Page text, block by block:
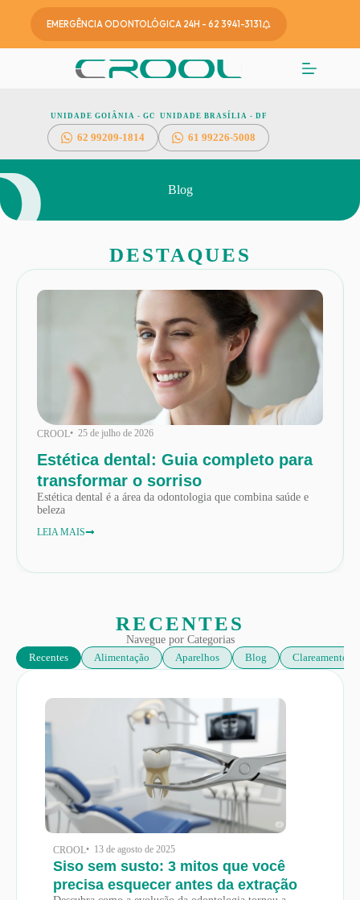
EMERGÊNCIA ODONTOLÓGICA 24H - 62 3941-3131
UNIDADE GOIÂNIA - GO
6299209-1814
UNIDADE BRASÍLIA - DF
61 99226-5008
Blog
DESTAQUES
CROOL• 25 de julho de 2026
Estética dental: Guia completo para
transformar o sorriso
Estética dental é a área da odontologia que combina saúde e
beleza
LEIA MAIS
RECENTES
Navegue por Categorias
Alimentação
Aparelhos Blog Clareamento
Recentes
CROOL• 13 de agosto de 2025
Siso sem susto: 3 mitos que você
precisa esquecer antes da extração